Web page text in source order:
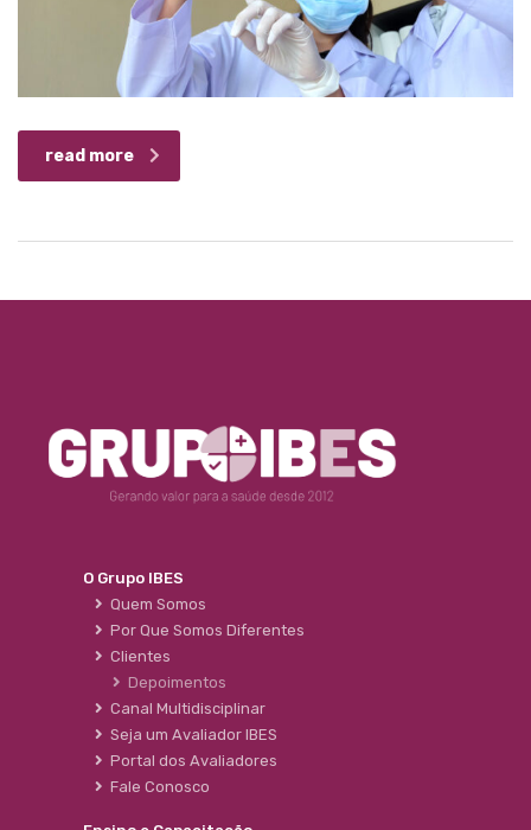
read more
O Grupo IBES
Quem Somos
Por Que Somos Diferentes
Clientes
Depoimentos
Canal Multidisciplinar
Seja um Avaliador IBES
Portal dos Avaliadores
Fale Conosco